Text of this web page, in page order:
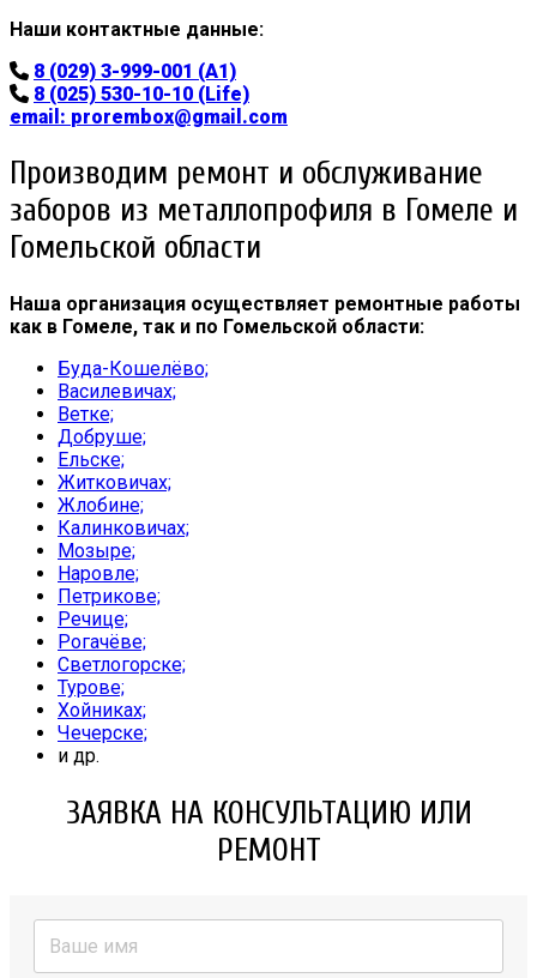
Наши контактные данные:
8 (029) 3-999-001 (A1)
8 (025) 530-10-10 (Life)
email: prorembox@gmail.com
Производим ремонт и обслуживание
заборов из металлопрофиля в Гомеле и
Гомельской области
Наша организация осуществляет ремонтные работы
как в Гомеле, так и по Гомельской области:
Буда-Кошелёво;
Василевичах;
Ветке;
Добруше;
Ельске;
Житковичах;
Жлобине;
Калинковичах;
Мозыре;
Наровле;
Петрикове;
Речице;
Рогачёве;
Светлогорске;
Турове;
Хойниках;
Чечерске;
и др.
ЗАЯВКА НА КОНСУЛЬТАЦИЮ ИЛИ
РЕМОНТ